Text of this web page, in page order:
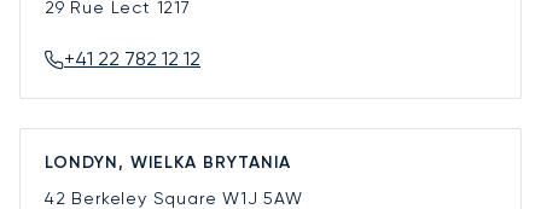
29 Rue Lect 1217
+41 22 782 12 12
LONDYN, WIELKA BRYTANIA
42 Berkeley SquareW1J 5AW